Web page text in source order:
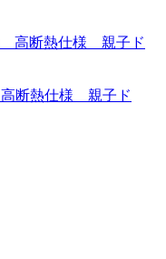
断熱仕様 親子ド